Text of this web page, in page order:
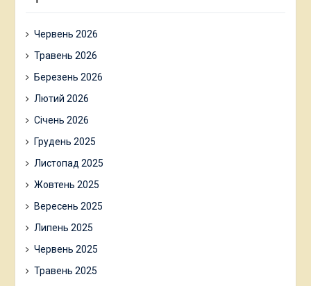
Червень 2026
Травень 2026
Березень 2026
Лютий 2026
Січень 2026
Грудень 2025
Листопад 2025
Жовтень 2025
Вересень 2025
Липень 2025
Червень 2025
Травень 2025